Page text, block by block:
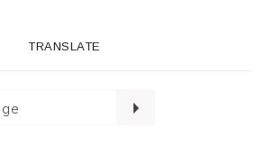
TRANSLATE